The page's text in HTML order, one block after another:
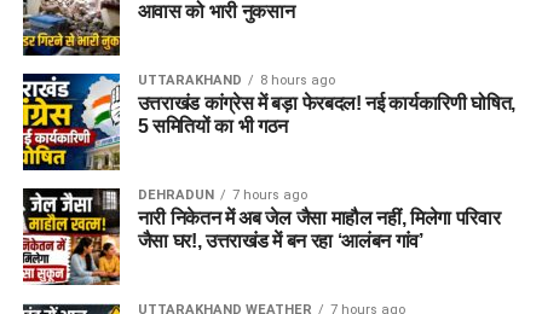
आवास को भारी नुकसान
UTTARAKHAND 8 hours ago
उत्तराखंड कांग्रेस में बड़ा फेरबदल! नई कार्यकारिणी घोषित,
5 समितियों का भी गठन
DEHRADUN 7 hours ago
नारी निकेतन में अब जेल जैसा माहौल नहीं, मिलेगा परिवार
जैसा घर!, उत्तराखंड में बन रहा ‘आलंबन गांव’
UTTARAKHAND WEATHER 7 hours ago